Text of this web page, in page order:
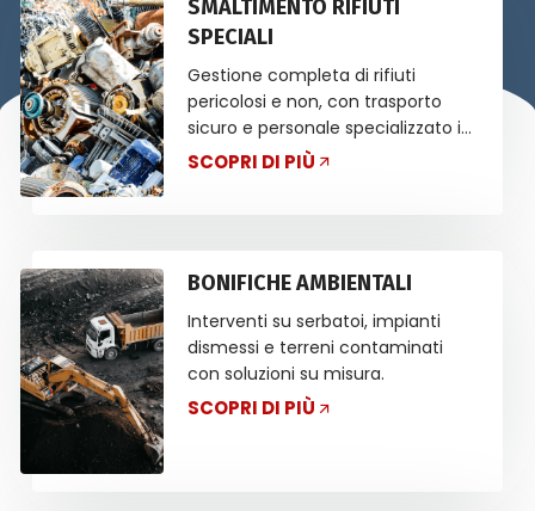
SMALTIMENTO RIFIUTI
SPECIALI
Gestione completa di rifiuti
pericolosi e non, con trasporto
sicuro e personale specializzato in
ADR.
SCOPRI DI PIÙ
BONIFICHE AMBIENTALI
Interventi su serbatoi, impianti
dismessi e terreni contaminati
con soluzioni su misura.
SCOPRI DI PIÙ